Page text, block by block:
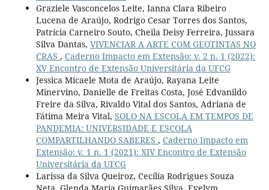
Graziele Vasconcelos Leite, Ianna Clara Ribeiro
Lucena de Araújo, Rodrigo Cesar Torres dos Santos,
Patrícia Carneiro Souto, Cheila Deisy Ferreira, Jussara
Silva Dantas, VIVENCIAR A ARTE COM GEOTINTAS NO
CRAS , Caderno Impacto em Extensão: v. 2 n. 1 (2022):
XV Encontro de Extensão Universitária da UFCG
Jessica Micaele Mota de Araújo, Rayana Leite
Minervino, Danielle de Freitas Costa, José Edvanildo
Freire da Silva, Rivaldo Vital dos Santos, Adriana de
Fátima Meira Vital, SOLO NA ESCOLA EM TEMPOS DE
PANDEMIA: UNIVERSIDADE E ESCOLA
COMPARTILHANDO SABERES , Caderno Impacto em
Extensão: v. 1 n. 1 (2021): XIV Encontro de Extensão
Universitária da UFCG
Larissa da Silva Queiroz, Cecília Rodrigues Souza